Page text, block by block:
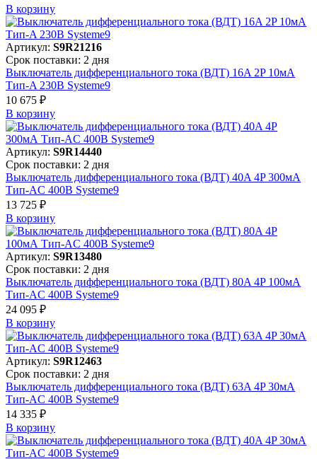
В корзинy
Артикул: S9R21216
Срок поставки: 2 дня
Выключатель дифференциального тока (ВДТ) 16A 2P 10мА
Тип-A 230В Systeme9
10 675 ₽
В корзинy
Артикул: S9R14440
Срок поставки: 2 дня
Выключатель дифференциального тока (ВДТ) 40A 4P 300мА
Тип-AC 400В Systeme9
13 725 ₽
В корзинy
Артикул: S9R13480
Срок поставки: 2 дня
Выключатель дифференциального тока (ВДТ) 80A 4P 100мА
Тип-AC 400В Systeme9
24 095 ₽
В корзинy
Артикул: S9R12463
Срок поставки: 2 дня
Выключатель дифференциального тока (ВДТ) 63A 4P 30мА
Тип-AC 400В Systeme9
14 335 ₽
В корзинy